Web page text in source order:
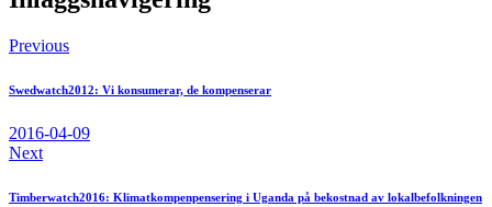
Previous
Swedwatch2012: Vi konsumerar, de kompenserar
2016-04-09
Next
Timberwatch2016: Klimatkompenpensering i Uganda på bekostnad av lokalbefolkningen